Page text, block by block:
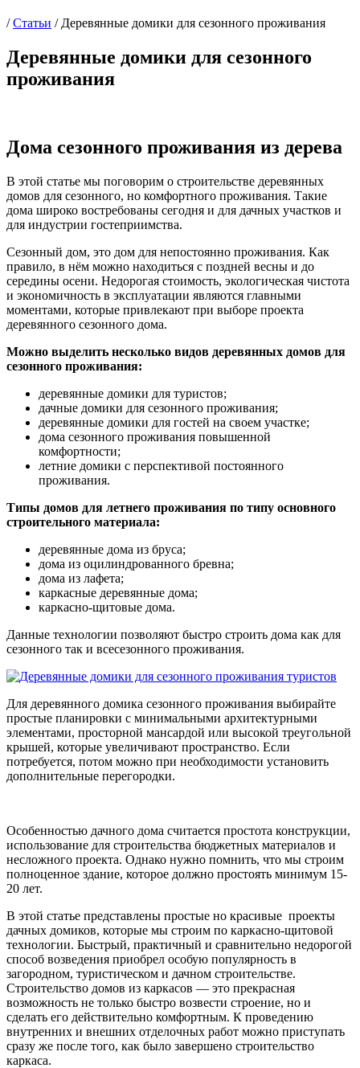
/Статьи / Деревянные домики для сезонного проживания
Деревянные домики для сезонного
проживания
Дома сезонного проживания из дерева
В этой статье мы поговорим о строительстве деревянных
домов для сезонного, но комфортного проживания. Такие
дома широко востребованы сегодня и для дачных участков и
для индустрии гостеприимства.
Сезонный дом, это дом для непостоянно проживания. Как
правило, в нём можно находиться с поздней весны и до
середины осени. Недорогая стоимость, экологическая чистота
и экономичность в эксплуатации являются главными
моментами, которые привлекают при выборе проекта
деревянного сезонного дома.
Можно выделить несколько видов деревянных домов для
сезонного проживания:
деревянные домики для туристов;
дачные домики для сезонного проживания;
деревянные домики для гостей на своем участке;
дома сезонного проживания повышенной
комфортности;
летние домики с перспективой постоянного
проживания.
Типы домов для летнего проживания по типу основного
строительного материала:
деревянные дома из бруса;
дома из оцилиндрованного бревна;
дома из лафета;
каркасные деревянные дома;
каркасно-щитовые дома.
Данные технологии позволяют быстро строить дома как для
сезонного так и всесезонного проживания.
Для деревянного домика сезонного проживания выбирайте
простые планировки с минимальными архитектурными
элементами, просторной мансардой или высокой треугольной
крышей, которые увеличивают пространство. Если
потребуется, потом можно при необходимости установить
дополнительные перегородки.
Особенностью дачного дома считается простота конструкции,
использование для строительства бюджетных материалов и
несложного проекта. Однако нужно помнить, что мы строим
полноценное здание, которое должно простоять минимум 15-
20 лет.
В этой статье представлены простые но красивые проекты
дачных домиков, которые мы строим по каркасно-щитовой
технологии. Быстрый, практичный и сравнительно недорогой
способ возведения приобрел особую популярность в
загородном, туристическом и дачном строительстве.
Строительство домов из каркасов — это прекрасная
возможность не только быстро возвести строение, но и
сделать его действительно комфортным. К проведению
внутренних и внешних отделочных работ можно приступать
сразу же после того, как было завершено строительство
каркаса.